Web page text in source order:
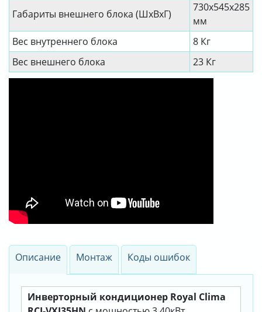
Габариты внешнего блока (ШхВхГ)
730x545x285
мм
Вес внутреннего блока
8 Кг
Вес внешнего блока
23 Кг
Описание Монтаж Коды ошибок
Инверторный кондиционер Royal Clima